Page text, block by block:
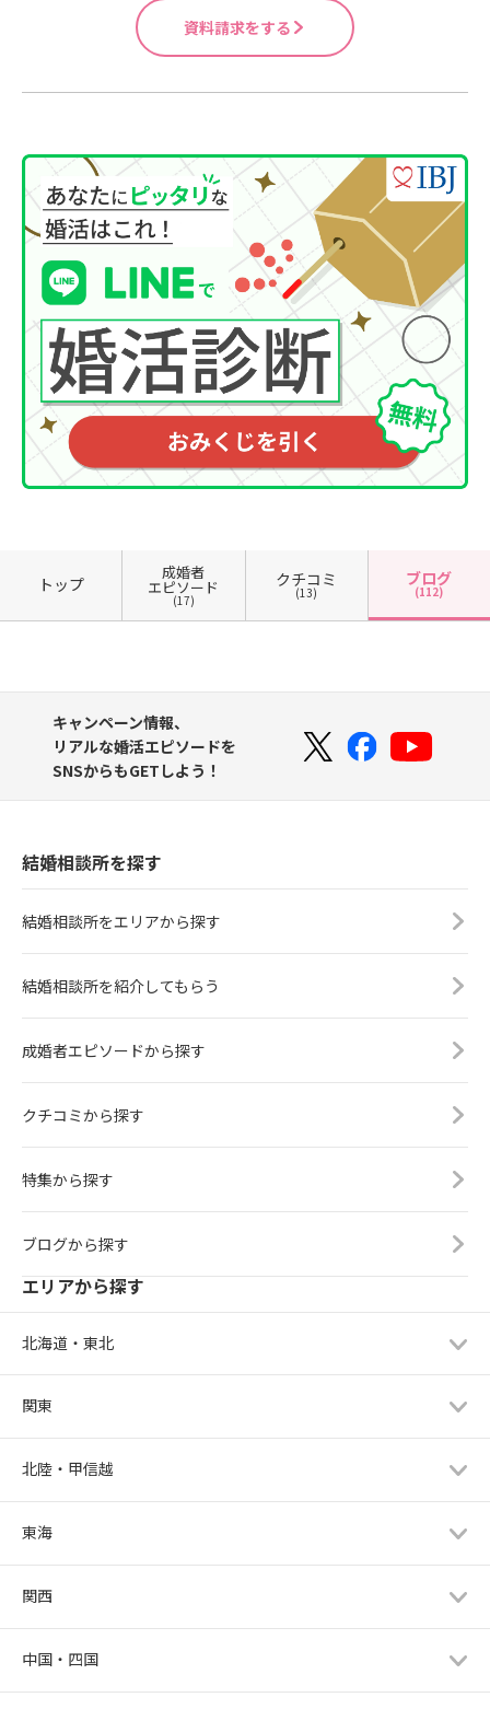
資料請求をする
トップ
成婚者
エピソード
(17)
クチコミ
(13)
ブログ
(112)
キャンペーン情報、
リアルな婚活エピソードを
SNSからもGETしよう！
結婚相談所を探す
結婚相談所をエリアから探す
結婚相談所を紹介してもらう
成婚者エピソードから探す
クチコミから探す
特集から探す
ブログから探す
エリアから探す
北海道・東北
関東
北陸・甲信越
東海
関西
中国・四国